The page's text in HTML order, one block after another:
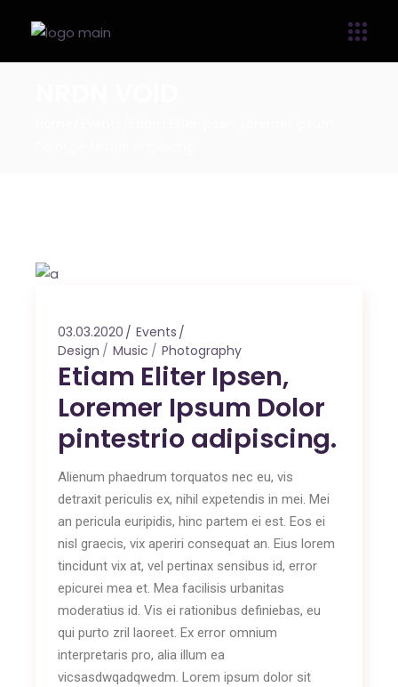
03.03.2020
Events
Design
Music Photography
Etiam Eliter Ipsen,
Loremer Ipsum Dolor
pintestrio adipiscing.
Alienum phaedrum torquatos nec eu, vis
detraxit periculis ex, nihil expetendis in mei. Mei
an pericula euripidis, hinc partem ei est. Eos ei
nisl graecis, vix aperiri consequat an. Eius lorem
tincidunt vix at, vel pertinax sensibus id, error
epicurei mea et. Mea facilisis urbanitas
moderatius id. Vis ei rationibus definiebas, eu
qui purto zril laoreet. Ex error omnium
interpretaris pro, alia illum ea
vicsasdwqadqwedm. Lorem ipsum dolor sit